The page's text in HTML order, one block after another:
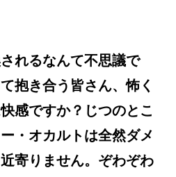
れるなんて不思議で
抱き合う皆さん、怖く
感ですか？じつのとこ
・オカルトは全然ダメ
寄りません。ぞわぞわ